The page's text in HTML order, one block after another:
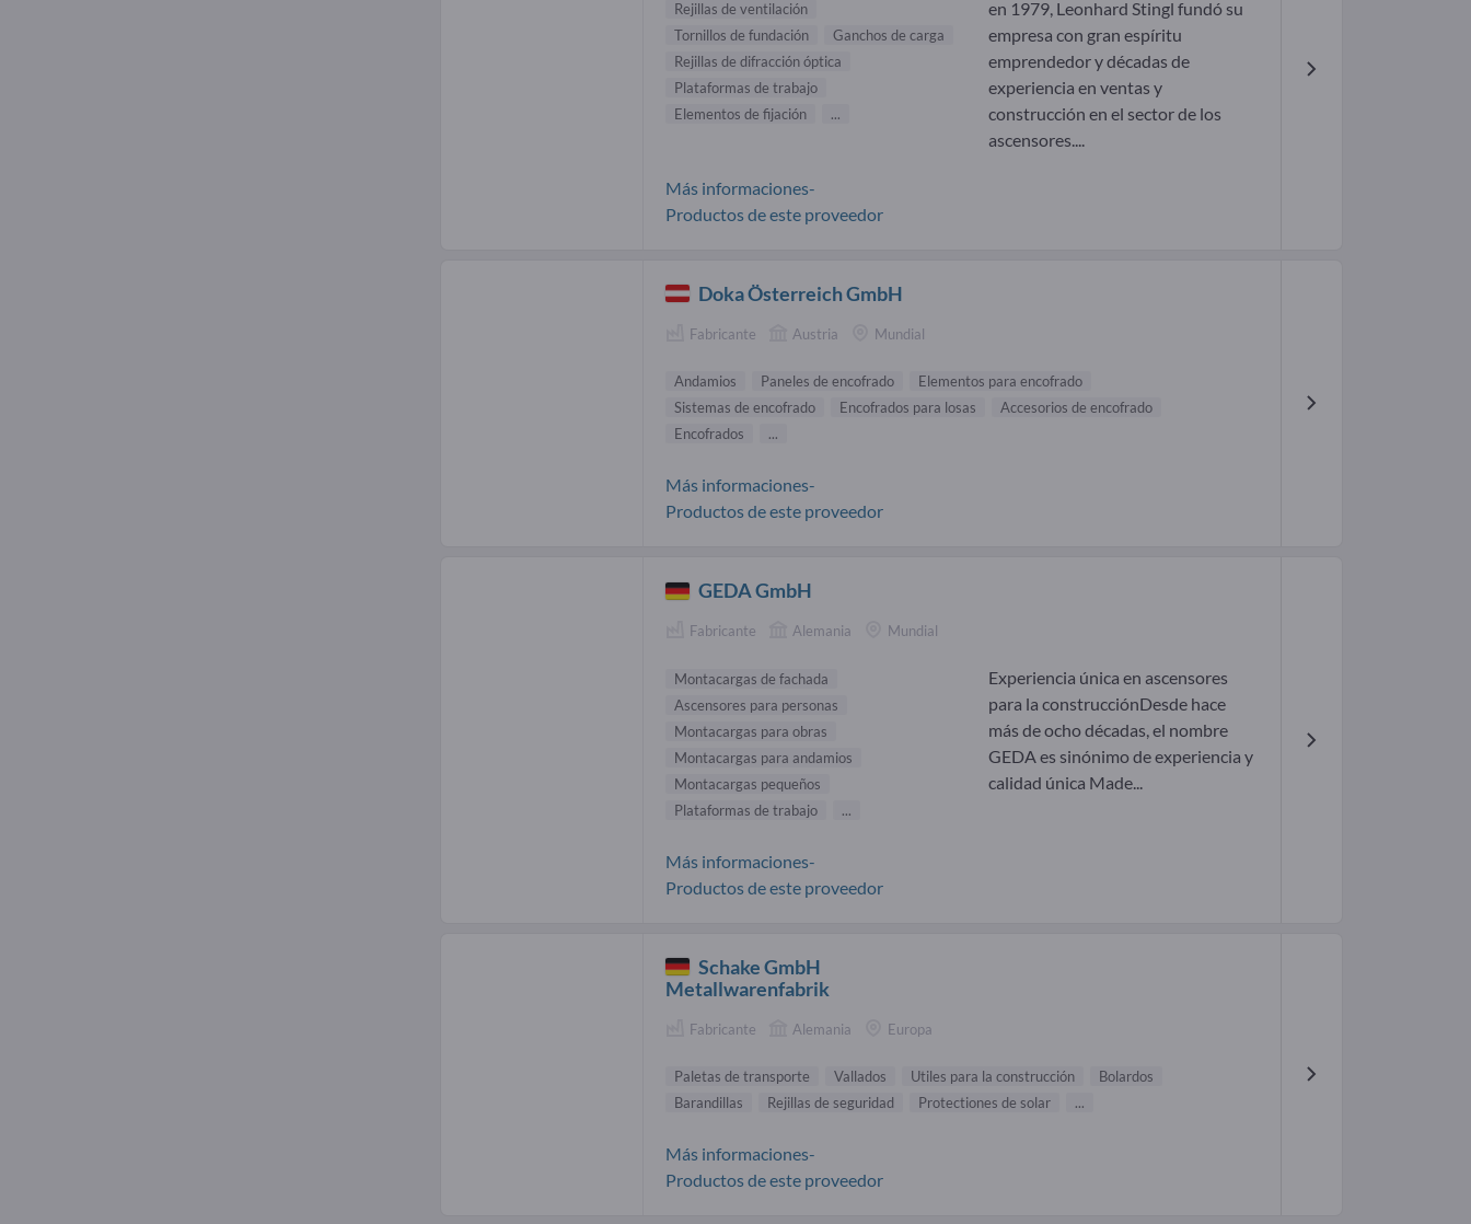
Rejillas de ventilación
Tornillos de fundación
Ganchos de carga
Rejillas de difracción óptica
Plataformas de trabajo
Elementos de fijación
...
en 1979, Leonhard Stingl fundó su
empresa con gran espíritu
emprendedor y décadas de
experiencia en ventas y
construcción en el sector de los
ascensores....
Más informaciones-
Productos de este proveedor
Doka Österreich GmbH
Fabricante Austria Mundial
Andamios Paneles de encofrado
Elementos para encofrado
Sistemas de encofrado
Encofrados para losas
Accesorios de encofrado
Encofrados
...
Más informaciones-
Productos de este proveedor
GEDA GmbH
Fabricante Alemania Mundial
Montacargas de fachada
Ascensores para personas
Montacargas para obras
Montacargas para andamios
Montacargas pequeños
Plataformas de trabajo
...
Experiencia única en ascensores
para la construcciónDesde hace
más de ocho décadas, el nombre
GEDA es sinónimo de experiencia y
calidad única Made...
Más informaciones-
Productos de este proveedor
Schake GmbH
Metallwarenfabrik
Fabricante Alemania Europa
Paletas de transporte Vallados Utiles para la construcción
Bolardos
Barandillas
Rejillas de seguridad Protectiones de solar ...
Más informaciones-
Productos de este proveedor